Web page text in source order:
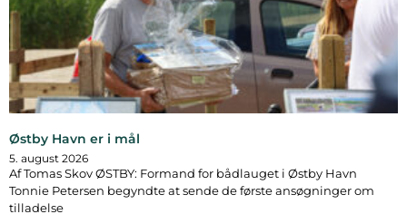
Østby Havn er i mål
5. august 2026
Af Tomas Skov ØSTBY: Formand for bådlauget i Østby Havn
Tonnie Petersen begyndte at sende de første ansøgninger om
tilladelse